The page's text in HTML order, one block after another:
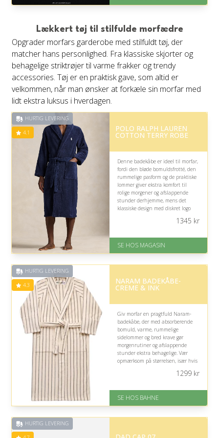
Levering: 1-3 hverdage -
Gratis fragt
Fremragende Trustpilot rating
på 4.6 ud af 5
Lækkert tøj til stilfulde morfædre
Opgrader morfars garderobe med stilfuldt tøj, der
matcher hans personlighed. Fra klassiske skjorter og
behagelige striktrøjer til varme frakker og trendy
accessories. Tøj er en praktisk gave, som altid er
velkommen, når man ønsker at forkæle sin morfar med
lidt ekstra luksus i hverdagen.
HURTIG LEVERING
4.1 POLO RALPH LAUREN
COTTON TERRY ROBE
Denne badekåbe er ideel til morfar,
fordi den bløde bomuldsfrotté, den
rummelige pasform og de praktiske
lommer giver ekstra komfort til
rolige morgener og afslappende
stunder derhjemme, mens det
klassiske design med diskret logo
God Trustpilot rating på 4.1 ud
1345 kr
SE HOS MAGASIN
HURTIG LEVERING
4.3 NARAM BADEKÅBE-
CREME & INK
Giv morfar en pragtfuld Naram-
badekåbe, der med absorberende
bomuld, varme, rummelige
sidelommer og bred krave gør
morgenrutiner og afslappende
stunder ekstra behagelige. Vær
opmærksom på størrelsen, især hvis
foretrækker god plads omkring
På lager
Levering: 1-3 hverdage
Gratis fragt
på 4.3 ud af 5
1299kr
SE HOS BAHNE
HURTIG LEVERING